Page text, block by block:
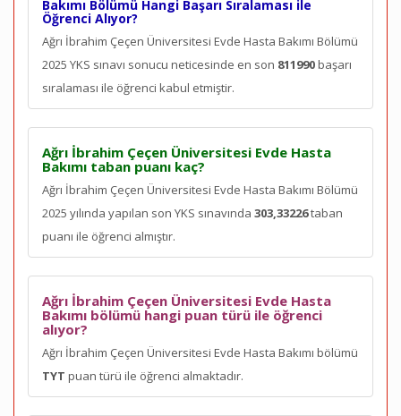
Bakımı Bölümü Hangi Başarı Sıralaması ile
Öğrenci Alıyor?
Ağrı İbrahim Çeçen Üniversitesi Evde Hasta Bakımı Bölümü
2025 YKS sınavı sonucu neticesinde en son 811990başarı
sıralaması ile öğrenci kabul etmiştir.
Ağrı İbrahim Çeçen Üniversitesi Evde Hasta
Bakımı taban puanı kaç?
Ağrı İbrahim Çeçen Üniversitesi Evde Hasta Bakımı Bölümü
2025 yılında yapılan son YKS sınavında 303,33226taban
puanı ile öğrenci almıştır.
Ağrı İbrahim Çeçen Üniversitesi Evde Hasta
Bakımı bölümü hangi puan türü ile öğrenci
alıyor?
Ağrı İbrahim Çeçen Üniversitesi Evde Hasta Bakımı bölümü
TYT puan türü ile öğrenci almaktadır.